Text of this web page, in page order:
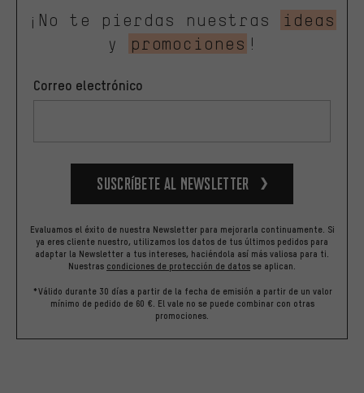
¡No te pierdas nuestras
ideas
y
promociones !
Correo electrónico
Suscríbete al newsletter
Evaluamos el éxito de nuestra Newsletter para mejorarla continuamente. Si
ya eres cliente nuestro, utilizamos los datos de tus últimos pedidos para
adaptar la Newsletter a tus intereses, haciéndola así más valiosa para ti.
Nuestras condiciones de protección de datos se aplican.
*Válido durante 30 días a partir de la fecha de emisión a partir de un valor
mínimo de pedido de 60 €. El vale no se puede combinar con otras
promociones.